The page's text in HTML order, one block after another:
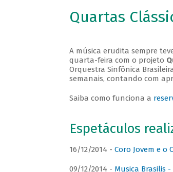
Quartas
A música erudita sempre
quarta-feira com o projeto
Orquestra Sinfônica
semanais, contando com
Saiba como funciona a
Espetáculos
16/12/2014 - Coro Jovem e o
09/12/2014 - Musica Brasilis -